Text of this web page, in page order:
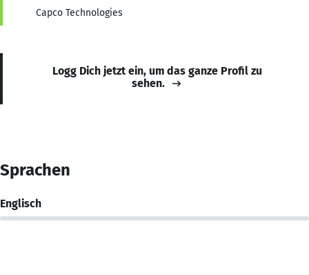
Capco Technologies
Logg Dich jetzt ein, um das ganze Profil zu
sehen.
Sprachen
Englisch